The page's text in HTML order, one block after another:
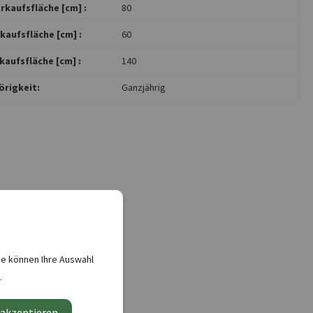
[cm] : 80
[cm] : 60
[cm] : 140
Ganzjährig
können Ihre Auswahl
.